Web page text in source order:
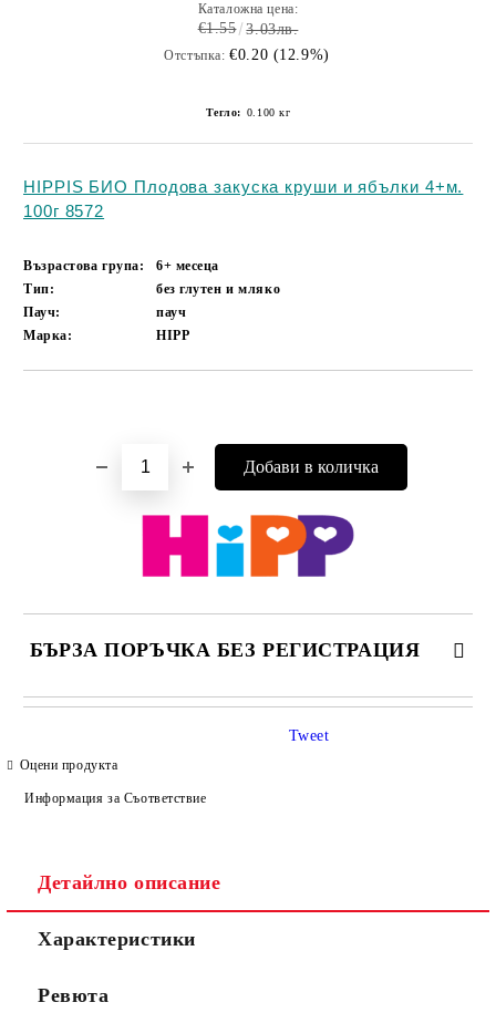
Каталожна цена:
€1.55 3.03лв.
Отстъпка: €0.20 (12.9%)
Тегло: 0.100 кг
HIPPIS БИО Плодова закуска круши и ябълки 4+м.
100г 8572
Възрастова група:
6+ месеца
Тип:
без глутен и мляко
Пауч:
пауч
Марка:
HIPP
БЪРЗА ПОРЪЧКА БЕЗ РЕГИСТРАЦИЯ
САМО ПОПЪЛНЕТЕ 4 ПОЛЕТА
Съгласен съм сПолитиката за лични данни
Ние ще се свържем с вас в рамките на работния ден.
Оцени продукта
Информация за Съответствие
Tweet
Детайлно описание
Характеристики
Ревюта